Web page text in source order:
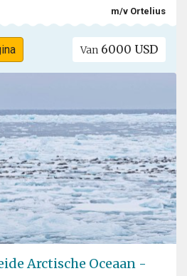
m/v Ortelius
Van 6000 USD
Arctische Oceaan -